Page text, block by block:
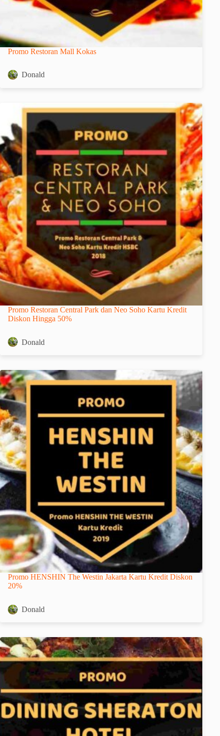
Promo Restoran Mall Kokas
Donald
Promo Restoran Central Park dan Neo Soho Kartu Kredit
Diskon Hingga 50%
Donald
Promo HENSHIN The Westin Jakarta Kartu Kredit Diskon
20%
Donald